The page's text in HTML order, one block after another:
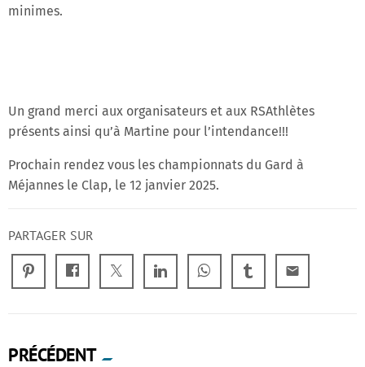
minimes.
Un grand merci aux organisateurs et aux RSAthlètes
présents ainsi qu’à Martine pour l’intendance!!!
Prochain rendez vous les championnats du Gard à
Méjannes le Clap, le 12 janvier 2025.
PARTAGER SUR
email
PRÉCÉDENT